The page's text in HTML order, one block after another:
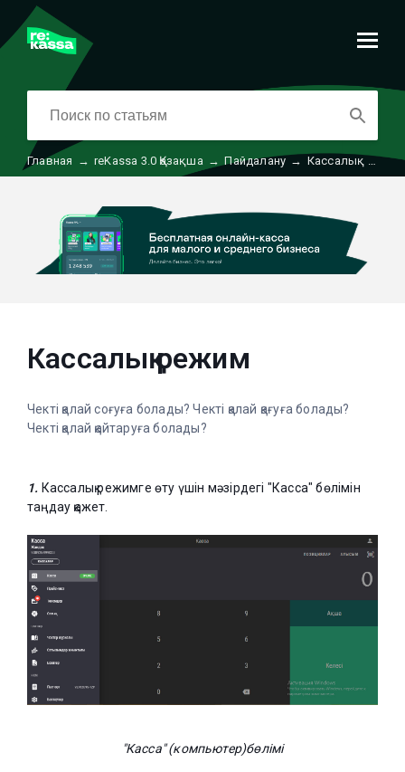
Главная → reKassa 3.0 Қазақша → Пайдалану → Кассалық режим
Кассалық режим
Чекті қалай соғуға болады? Чекті қалай қағуға болады?
Чекті қалай қайтаруға болады?
1. Кассалық режимге өту үшін мәзірдегі "Касса" бөлімін
таңдау қажет.
"Касса" (компьютер)бөлімі